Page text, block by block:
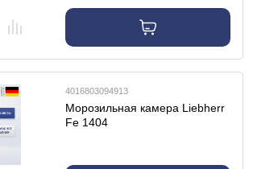
4016803094913
Морозильная камера Liebherr
Fe 1404